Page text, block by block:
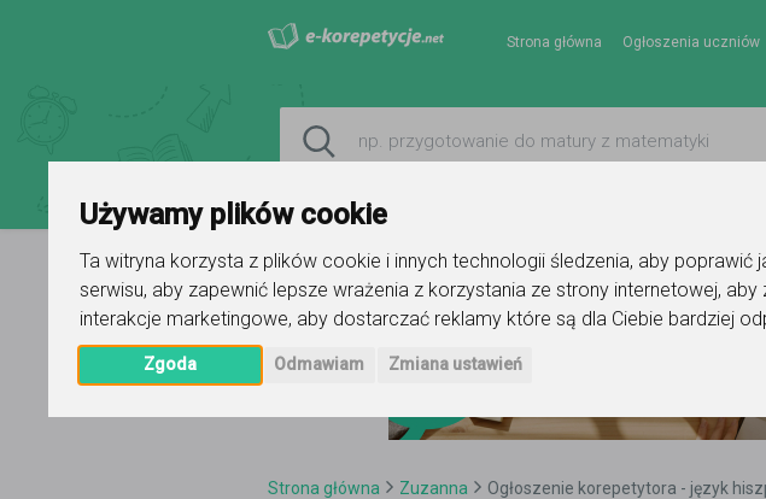
Używamy plików cookie
Ta witryna korzysta z plików cookie i innych technologii śledzenia, aby poprawić
serwisu, aby zapewnić lepsze wrażenia z korzystania ze strony internetowej, aby
interakcje marketingowe, aby dostarczać reklamy które są dla Ciebie bardziej
Zgoda Odmawiam Zmiana ustawień
Strona główna Ogłoszenia uczniów
Strona główna Zuzanna Ogłoszenie korepetytora - język